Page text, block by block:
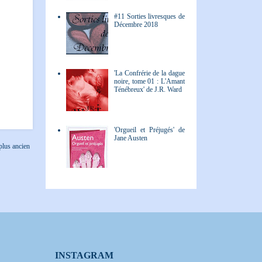
ancien
#11 Sorties livresques de
Décembre 2018
'La Confrérie de la dague
noire, tome 01 : L'Amant
Ténébreux' de J.R. Ward
'Orgueil et Préjugés' de
Jane Austen
INSTAGRAM